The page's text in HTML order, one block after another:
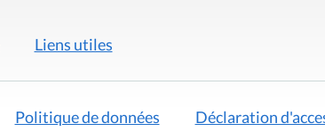
Liens utiles
Politique de données Déclaration